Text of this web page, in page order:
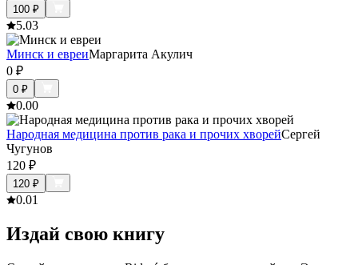
100 ₽
5.03
Минск и евреиМаргарита Акулич
0 ₽
0 ₽
0.00
Народная медицина против рака и прочих хворейСергей
Чугунов
120 ₽
120 ₽
0.01
Издай свою книгу